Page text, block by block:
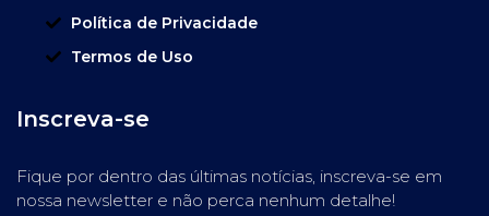
Política de Privacidade
Termos de Uso
Inscreva-se
Fique por dentro das últimas notícias, inscreva-se em
nossa newsletter e não perca nenhum detalhe!